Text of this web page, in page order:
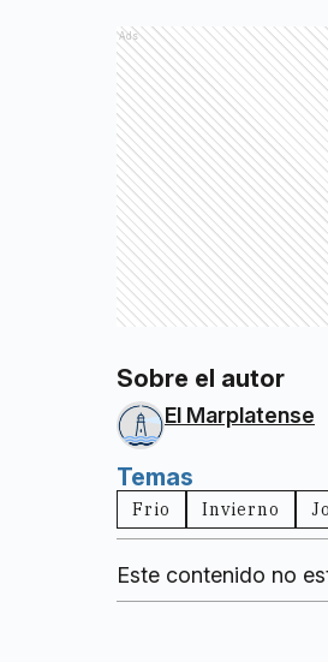
Ads
Sobre el autor
El Marplatense
Temas
Frio Invierno
Este contenido no